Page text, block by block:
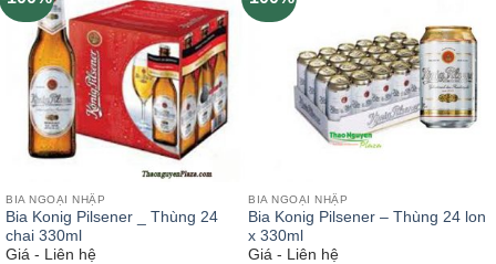
BIA NGOẠI NHẬP
Bia Konig Pilsener _ Thùng 24
chai 330ml
Giá - Liên hệ
BIA NGOẠI NHẬP
Bia Konig Pilsener – Thùng 24 lon
x 330ml
Giá - Liên hệ